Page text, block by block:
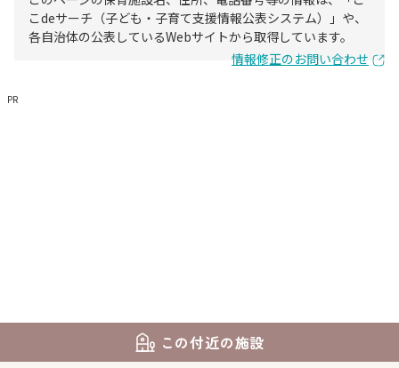
こdeサーチ（子ども・子育て支援情報公表システム）」や、
各自治体の公表しているWebサイトから取得しています。
情報修正のお問い合わせ
PR
この付近の施設